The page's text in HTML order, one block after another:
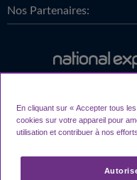
Nos Partenaires:
En cliquant sur « Accepter tous
cookies sur votre appareil pour
utilisation et contribuer à nos